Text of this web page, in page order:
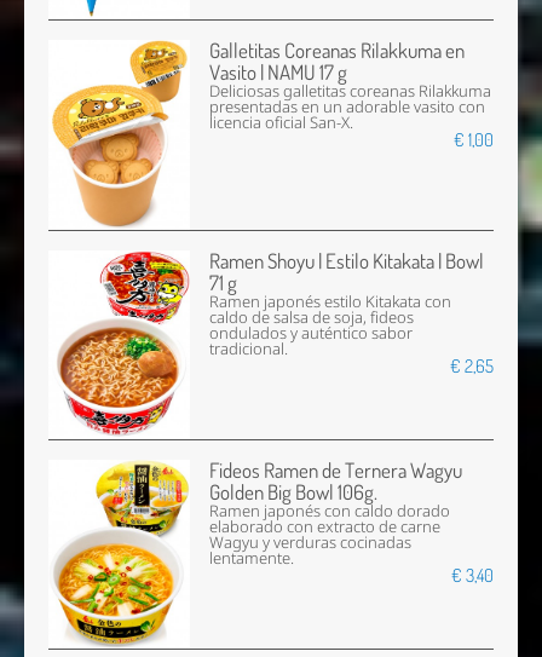
Galletitas Coreanas Rilakkuma en
Vasito | NAMU 17 g
Deliciosas galletitas coreanas Rilakkuma
presentadas en un adorable vasito con
licencia oficial San-X.
€ 1,00
Ramen Shoyu | Estilo Kitakata | Bowl
71 g
Ramen japonés estilo Kitakata con
caldo de salsa de soja, fideos
ondulados y auténtico sabor
tradicional.
€ 2,65
Fideos Ramen de Ternera Wagyu
Golden Big Bowl 106g.
Ramen japonés con caldo dorado
elaborado con extracto de carne
Wagyu y verduras cocinadas
lentamente.
€ 3,40